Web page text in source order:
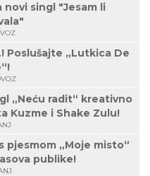
novi singl "Jesam li
Poslušajte „Lutkica De
„Neću radit“ kreativno
Kuzme i Shake Zulu!
pjesmom „Moje misto“
publike!